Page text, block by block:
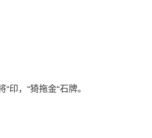
印，“猗拖金“石牌。